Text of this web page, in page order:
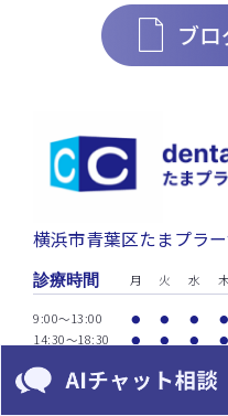
横浜市青葉区たまプラ
診療時間 月 火 水 木
9:00～13:00 ● ● ● ●
14:30～18:30 ● ● ● ●